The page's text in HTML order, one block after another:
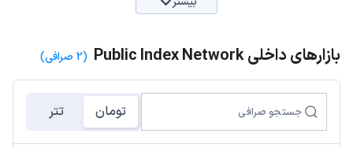
بازارهای داخلی Public Index Network (2 صرافی)
تومان تتر